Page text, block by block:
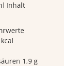
Inhalt
1,9 g